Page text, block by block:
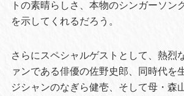
トの素晴らしさ、本物のシンガーソン
を示してくれるだろう。
さらにスペシャルゲストとして、熱烈
ァンである俳優の佐野史郎、同時代を
ジシャンのなぎら健壱、そして母・森